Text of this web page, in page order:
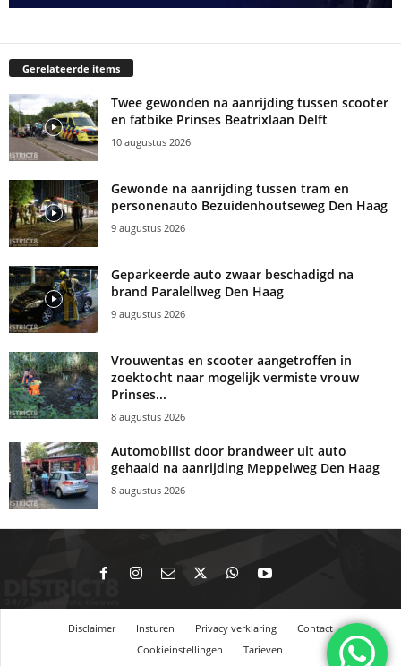
Gerelateerde items
Twee gewonden na aanrijding tussen scooter
en fatbike Prinses Beatrixlaan Delft
10 augustus 2026
Gewonde na aanrijding tussen tram en
personenauto Bezuidenhoutseweg Den Haag
9 augustus 2026
Geparkeerde auto zwaar beschadigd na
brand Paralellweg Den Haag
9 augustus 2026
Vrouwentas en scooter aangetroffen in
zoektocht naar mogelijk vermiste vrouw
Prinses...
8 augustus 2026
Automobilist door brandweer uit auto
gehaald na aanrijding Meppelweg Den Haag
8 augustus 2026
Disclaimer Insturen Privacy verklaring
Contact
Cookieinstellingen
Tarieven